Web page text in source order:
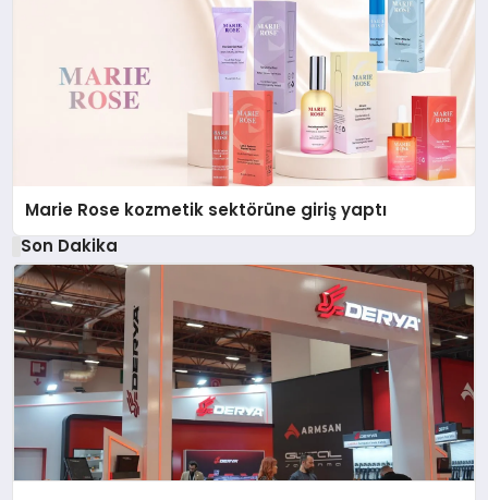
Marie Rose kozmetik sektörüne giriş yaptı
Son Dakika